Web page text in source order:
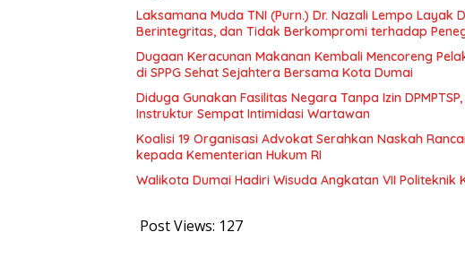
Laksamana Muda TNI (Purn.) Dr. Nazali Lempo
Berintegritas, dan Tidak Berkompromi terhadap
Dugaan Keracunan Makanan Kembali Mencoreng
di SPPG Sehat Sejahtera Bersama Kota Dumai
Diduga Gunakan Fasilitas Negara Tanpa Izin
Instruktur Sempat Intimidasi Wartawan
Koalisi 19 Organisasi Advokat Serahkan Naskah
kepada Kementerian Hukum RI
Walikota Dumai Hadiri Wisuda Angkatan VII Politeknik
Post Views: 127